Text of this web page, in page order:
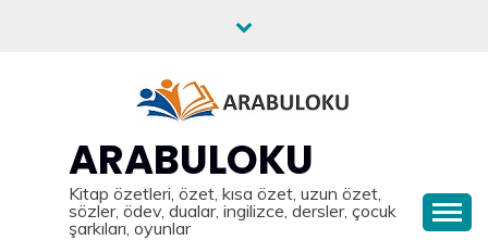
ARABULOKU
Kitap özetleri, özet, kısa özet, uzun özet,
sözler, ödev, dualar, ingilizce, dersler, çocuk
şarkıları, oyunlar